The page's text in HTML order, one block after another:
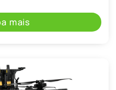
mais